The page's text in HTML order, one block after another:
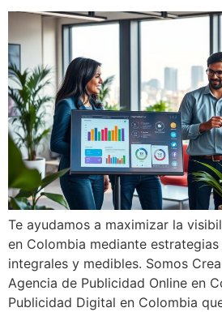
Te ayudamos a maximizar la
en Colombia mediante
integrales y medibles. Somos
Agencia de Publicidad Online en
Publicidad Digital en Colombia